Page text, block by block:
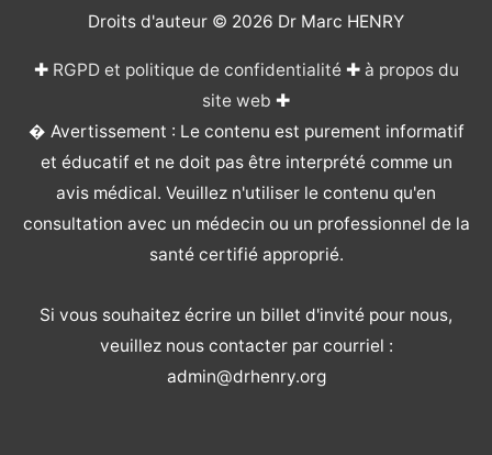
Droits d'auteur © 2026 Dr Marc HENRY
✚ RGPD et politique de confidentialité✚ à propos du
site web ✚
� Avertissement : Le contenu est purement informatif
et éducatif et ne doit pas être interprété comme un
avis médical. Veuillez n'utiliser le contenu qu'en
consultation avec un médecin ou un professionnel de la
santé certifié approprié.
Si vous souhaitez écrire un billet d'invité pour nous,
veuillez nous contacter par courriel :
admin@drhenry.org